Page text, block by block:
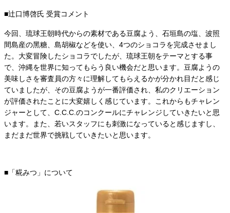
■辻󠄀口博啓氏 受賞コメント
今回、琉球王朝時代からの素材である⾖腐よう、⽯垣島の塩、波照
間島産の⿊糖、島胡椒などを使い、4つのショコラを完成させまし
た。⼤変冒険したショコラでしたが、琉球王朝をテーマとする事
で、沖縄を世界に知ってもらう良い機会だと思います。⾖腐ようの
美味しさを審査員の方々に理解してもらえるかが分かれ⽬だと感じ
ていましたが、その⾖腐ようが⼀番評価され、私のクリエーション
が評価されたことに⼤変嬉しく感じています。これからもチャレン
ジャーとして、C.C.C.のコンクールにチャレンジしていきたいと思
います。また、若いスタッフにも刺激になっていると感じますし、
まだまだ世界で挑戦していきたいと思います。
■「糀みつ」について